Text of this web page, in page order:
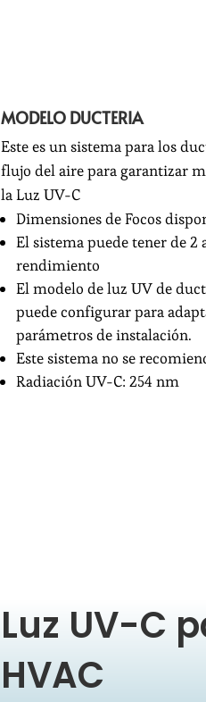
MODELO DUCTERIA
Este es un sistema para los
flujo del aire para garantizar
la Luz UV-C
Dimensiones de Focos
El sistema puede tener de
rendimiento
El modelo de luz UV de
puede configurar para
parámetros de instalación.
Este sistema no se
Radiación UV-C: 254 nm
Luz UV-C
HVAC